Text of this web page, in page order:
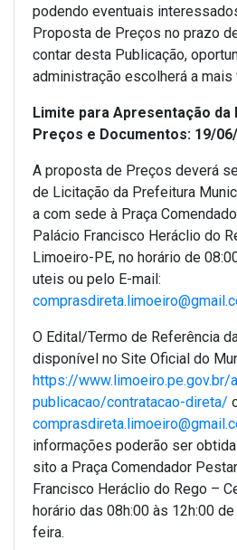
podendo eventuais
Proposta de Preços no prazo
contar desta Publicação,
administração escolherá a mais
Limite para Apresentação da
Preços e Documentos: 19/
A proposta de Preços deverá
de Licitação da Prefeitura
a com sede à Praça
Palácio Francisco Heráclio do
Limoeiro-PE, no horário de
uteis ou pelo E-mail:
O Edital/Termo de Referência
disponível no Site Oficial do
https://www.limoeiro.pe.gov.br/
publicacao/contratacao-direta/
informações poderão ser
sito a Praça Comendador
Francisco Heráclio do Rego –
horário das 08h:00 às 12h:00
feira.